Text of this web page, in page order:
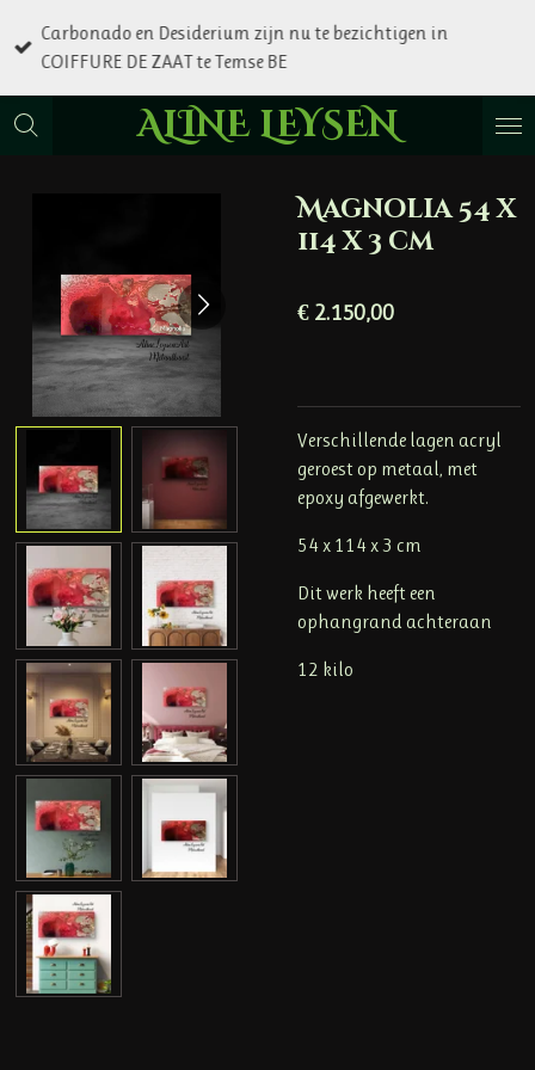
direct
de
hoofdinhoud
ALINE LEYSEN
Carbonado en Desiderium zijn nu te bezichtigen in
COIFFURE DE ZAAT te Temse BE
Magnolia 54 x
114 x 3 cm
€ 2.150,00
Verschillende lagen acryl
geroest op metaal, met
epoxy afgewerkt.
54 x 114 x 3 cm
Dit werk heeft een
ophangrand achteraan
12 kilo